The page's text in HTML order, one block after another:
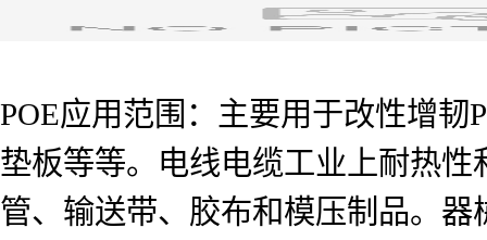
POE应用范围：主要用于改性增韧
垫板等等。电线电缆工业上耐热
管、输送带、胶布和模压制品。